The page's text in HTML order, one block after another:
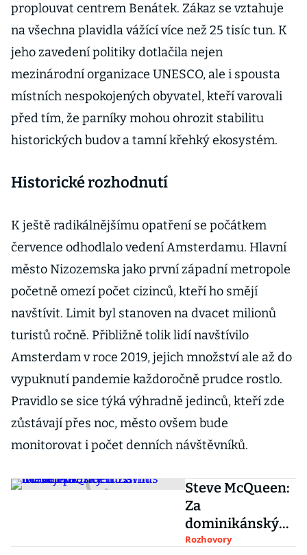
proplouvat centrem Benátek. Zákaz se vztahuje
na všechna plavidla vážící více než 25 tisíc tun. K
jeho zavedení politiky dotlačila nejen
mezinárodní organizace UNESCO, ale i spousta
místních nespokojených obyvatel, kteří varovali
před tím, že parníky mohou ohrozit stabilitu
historických budov a tamní křehký ekosystém.
Historické rozhodnutí
K ještě radikálnějšímu opatření se počátkem
července odhodlalo vedení Amsterdamu. Hlavní
město Nizozemska jako první západní metropole
početně omezí počet cizinců, kteří ho smějí
navštívit. Limit byl stanoven na dvacet milionů
turistů ročně. Přibližně tolik lidí navštívilo
Amsterdam v roce 2019, jejich množství ale až do
vypuknutí pandemie každoročně prudce rostlo.
Pravidlo se sice týká výhradně jedinců, kteří zde
zůstávají přes noc, město ovšem bude
monitorovat i počet denních návštěvníků.
Steve McQueen:
Za
dominikánský
turismus lobbují
Rozhovory